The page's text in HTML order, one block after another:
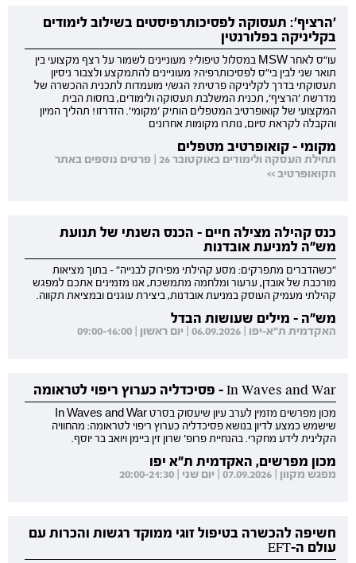
'הרציף': תעסוקה לפסיכותרפיסטים בשילוב לימודים
בקליניקה בפלורנטין
עו"ס לאחר MSW במסלול טיפולי? מעוניינים לשמור על רצף מקצועי בין
תואר שני לבין בי"ס לפסיכותרפיה? מעוניינים להתמקצע ולצבור ניסיון
תעסוקתי בדרך לקליניקה פרטית? הגש/י מועמדות לתכנית ההכשרה של
מדרשת 'הרציף', תכנית המשלבת תעסוקה ולימודים, בחסות הבית
המקצועי של קואופרטיב המטפלים הותיק 'מקומי'. הזדרזו! תהליך המיון
והקבלה לקראת סיום, נותרו מקומות אחרונים
מקומי - קואופרטיב מטפלים
תחילת העסקה ולימודים באוקטובר 26 | פרטים נוספים באתר
הקואופרטיב >>
כנס קהילה מצילה חיים - הכנס השנתי של תנועת
מש"ה למניעת אובדנות
"כשהדברים מתפרקים: מסע קהילתי מפירוק לבנייה" - בתוך מציאות
מורכבת של אובדן, ערעור ומלחמה מתמשכת, אנו מזמינים אתכם למפגש
קהילתי מעמיק העוסק במניעת אובדנות, ביצירת עוגנים ובמציאת תקווה.
מש"ה - מילים שעושות הבדל
האקדמית ת"א-יפו | 06.09.2026 | יום ראשון | 09:00-16:00
In Waves and War - פסיכדליה כערוץ ריפוי לטראומה
מכון מפרשים מזמין לערב עיון שיעסוק בסרט In Waves and War
שישמש כמצע לדיון בנושא פסיכדליה כערוץ ריפוי לטראומה: מהחוויה
הקלינית לידע מחקרי. בהנחיית פרופ' שרון זין ביימן ויואב בר יוסף.
מכון מפרשים, האקדמית ת"א יפו
מפגש מקוון | 07.09.2026 | יום שני | 20:00-21:30
חשיפה להכשרה בטיפול זוגי ממוקד רגשות והכרות עם
עולם ה-EFT